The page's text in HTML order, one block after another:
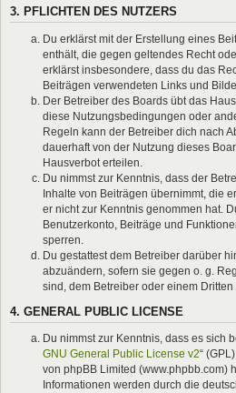
3. PFLICHTEN DES NUTZERS
Du erklärst mit der Erstellung eines
enthält, die gegen geltendes Recht
erklärst insbesondere, dass du das
Beiträgen verwendeten Links und
Der Betreiber des Boards übt das
diese Nutzungsbedingungen oder
Regeln kann der Betreiber dich nach
dauerhaft von der Nutzung dieses
Hausverbot erteilen.
Du nimmst zur Kenntnis, dass der
Inhalte von Beiträgen übernimmt, die
er nicht zur Kenntnis genommen hat.
Benutzerkonto, Beiträge und
sperren.
Du gestattest dem Betreiber darüber
abzuändern, sofern sie gegen o. g.
sind, dem Betreiber oder einem Dritten
4. GENERAL PUBLIC LICENSE
Du nimmst zur Kenntnis, dass es sich
GNU General Public License v2“
von phpBB Limited (www.phpbb.com)
Informationen werden durch die